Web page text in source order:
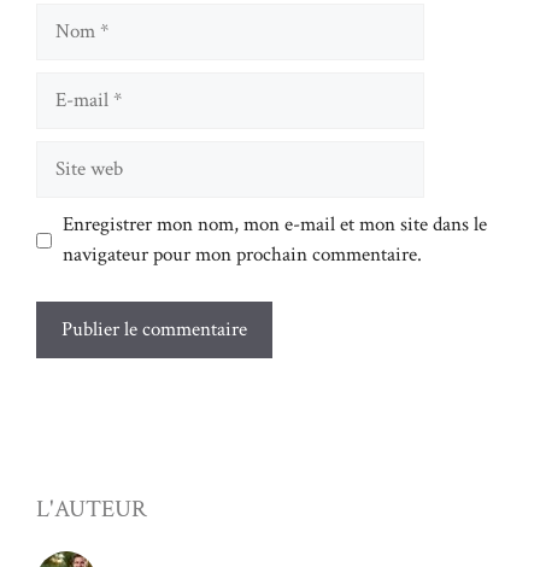
Enregistrer mon nom, mon e-mail et mon site dans le
navigateur pour mon prochain commentaire.
L'AUTEUR